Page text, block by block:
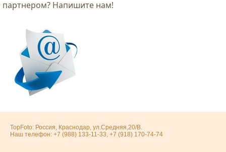
партнером? Напишите нам!
TopFoto: Россия, Краснодар, ул.Средняя,20/В.
Наш телефон: +7 (988) 133-11-33, +7 (918) 170-74-74